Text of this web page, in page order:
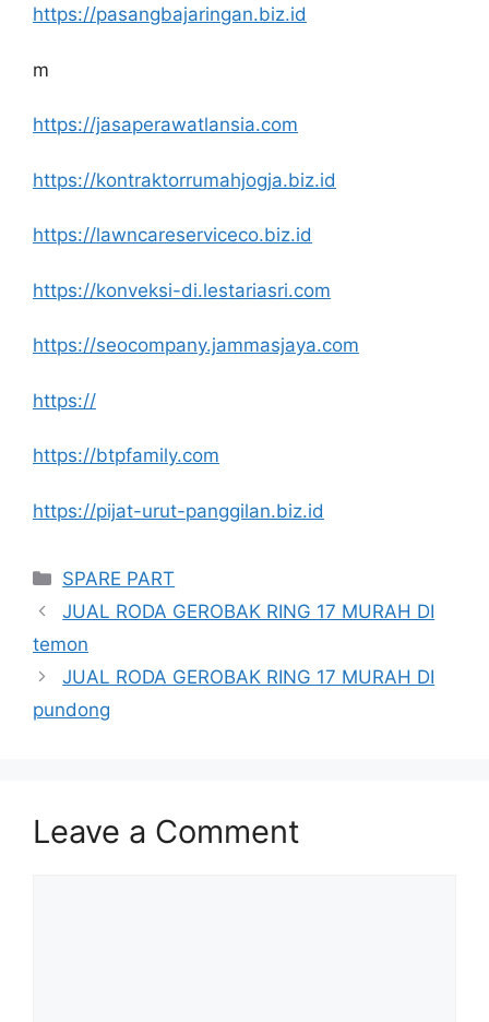
https://pasangbajaringan.biz.id
m
https://jasaperawatlansia.com
https://kontraktorrumahjogja.biz.id
https://lawncareserviceco.biz.id
https://konveksi-di.lestariasri.com
https://seocompany.jammasjaya.com
https://
https://btpfamily.com
https://pijat-urut-panggilan.biz.id
Categories
SPARE PART
JUAL RODA GEROBAK RING 17 MURAH DI
temon
JUAL RODA GEROBAK RING 17 MURAH DI
pundong
Leave a Comment